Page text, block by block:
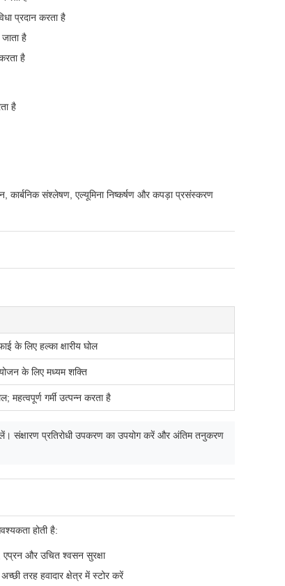
प्रदान करता है
है
है
है
कार्बनिक संश्लेषण, एल्यूमिना निष्कर्षण और कपड़ा प्रसंस्करण
के लिए हल्का क्षारीय घोल
के लिए मध्यम शक्ति
महत्वपूर्ण गर्मी उत्पन्न करता है
संक्षारण प्रतिरोधी उपकरण का उपयोग करें और अंतिम तनुकरण
होती है:
एप्रन और उचित श्वसन सुरक्षा
तरह हवादार क्षेत्र में स्टोर करें